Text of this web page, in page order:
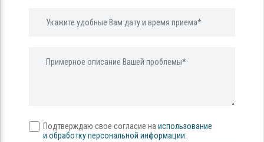
Подтверждаю свое согласие на использование
и обработку персональной информации